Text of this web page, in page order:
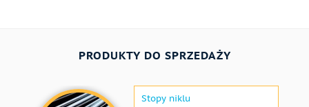
PRODUKTY DO SPRZEDAŻY
Stopy niklu